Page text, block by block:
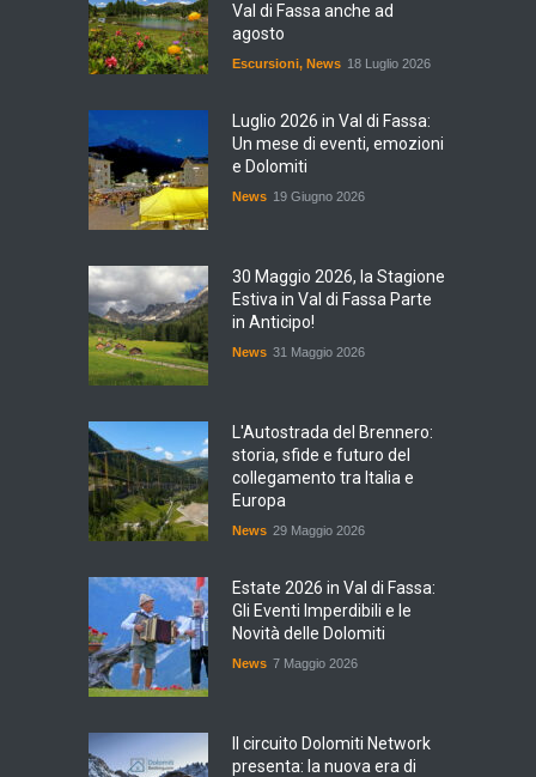
Val di Fassa anche ad
agosto
Escursioni, News 18 Luglio 2026
Luglio 2026 in Val di Fassa:
Un mese di eventi, emozioni
e Dolomiti
News 19 Giugno 2026
30 Maggio 2026, la Stagione
Estiva in Val di Fassa Parte
in Anticipo!
News 31 Maggio 2026
L'Autostrada del Brennero:
storia, sfide e futuro del
collegamento tra Italia e
Europa
News 29 Maggio 2026
Estate 2026 in Val di Fassa:
Gli Eventi Imperdibili e le
Novità delle Dolomiti
News 7 Maggio 2026
Il circuito Dolomiti Network
presenta: la nuova era di